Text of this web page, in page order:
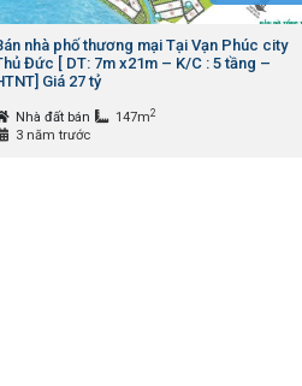
nhà phố thương mại Tại Vạn Phúc city
Đức [ DT: 7m x21m – K/C : 5 tầng –
Giá 27 tỷ
Nhà đất bán 147m2
3 năm trước